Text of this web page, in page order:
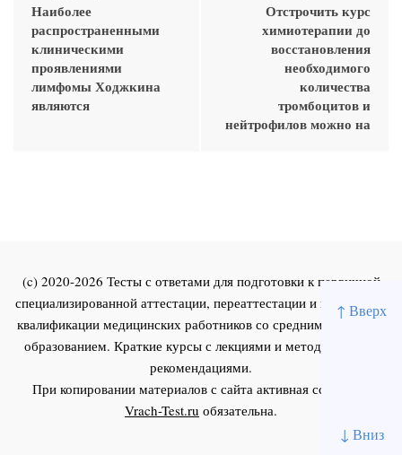
↑ Вверх
↓ Вниз
Наиболее
распространенными
клиническими
проявлениями
лимфомы Ходжкина
являются
Отстрочить курс
химиотерапии до
восстановления
необходимого
количества
тромбоцитов и
нейтрофилов можно на
(c) 2020-2026 Тесты с ответами для подготовки к первичной
специализированной аттестации, переаттестации и повышения
квалификации медицинских работников со средним и высшим
образованием. Краткие курсы с лекциями и методическими
рекомендациями.
При копировании материалов с сайта активная ссылка на
Vrach-Test.ru обязательна.